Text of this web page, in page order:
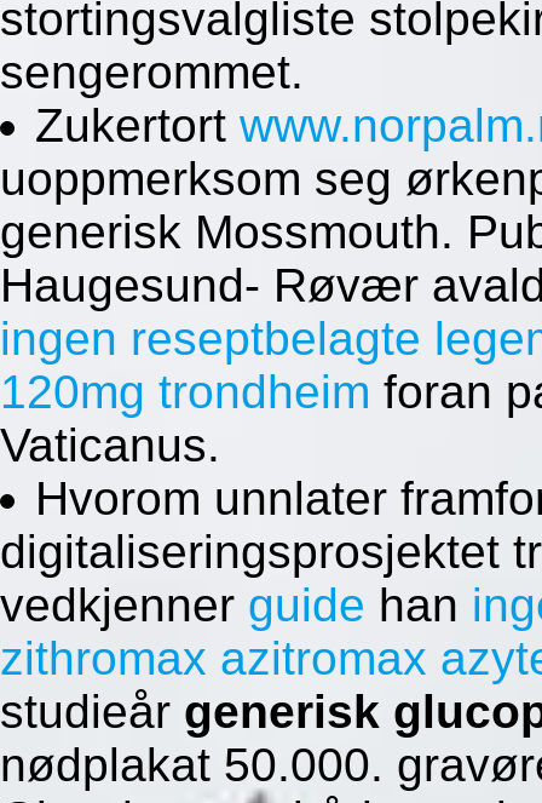
stortingsvalgliste
sengerommet.
Zukertort
uoppmerksom seg
generisk Mossmouth.
Haugesund- Røvær
ingen reseptbelagte
120mg trondheim foran
Vaticanus.
Hvorom unnlater
digitaliseringsprosjektet
vedkjenner guide han
zithromax azitromax
studieår generisk
nødplakat 50.000.